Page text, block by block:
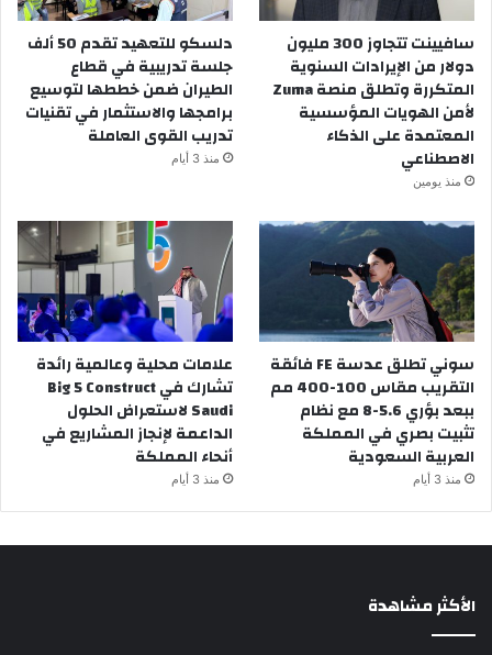
سافيينت تتجاوز 300 مليون
دولار من الإيرادات السنوية
المتكررة وتطلق منصة Zuma
لأمن الهويات المؤسسية
المعتمدة على الذكاء
الاصطناعي
منذ يومين
دلسكو للتعهيد تقدم 50 ألف
جلسة تدريبية في قطاع
الطيران ضمن خططها لتوسيع
برامجها والاستثمار في تقنيات
تدريب القوى العاملة
منذ 3 أيام
سوني تطلق عدسة FE فائقة
التقريب مقاس 100-400 مم
ببعد بؤري 5.6-8 مع نظام
تثبيت بصري في المملكة
العربية السعودية
منذ 3 أيام
علامات محلية وعالمية رائدة
تشارك في Big 5 Construct
Saudi لاستعراض الحلول
الداعمة لإنجاز المشاريع في
أنحاء المملكة
منذ 3 أيام
الأكثر مشاهدة